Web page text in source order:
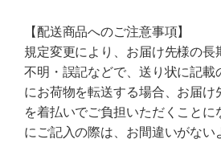
【配送商品へのご注意事項】
規定変更により、お届け先様の
不明・誤記などで、送り状に記載
にお荷物を転送する場合、お届
を着払いでご負担いただくことに
にご記入の際は、お間違いがない